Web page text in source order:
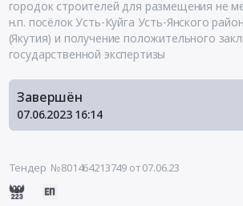
городок строителей для размещения не
н.п. посёлок Усть-Куйга Усть-Янского
(Якутия) и получение положительного
государственной экспертизы
Завершён
07.06.2023 16:14
Тендер №801464213749 от 07.06.23